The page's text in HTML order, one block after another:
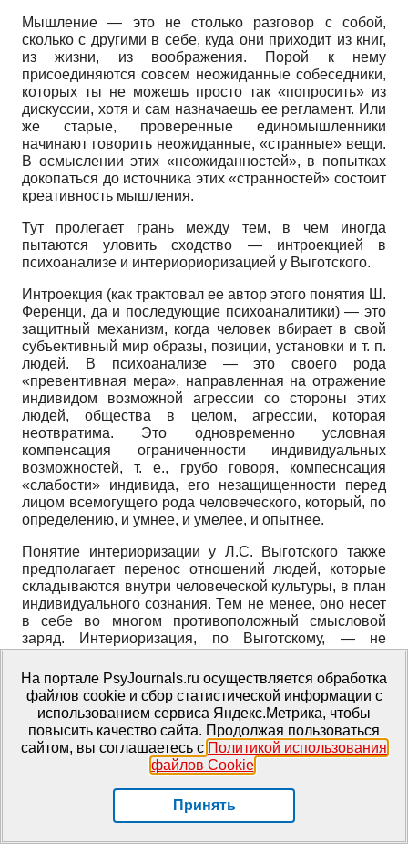
Мышление— это не столько разговор с собой,
сколько с другими в себе, куда они приходит из книг,
из жизни, из воображения. Порой к нему
присоединяются совсем неожиданные собеседники,
которых ты не можешь просто так «попросить» из
дискуссии, хотя и сам назначаешь ее регламент. Или
же старые, проверенные единомышленники
начинают говорить неожиданные, «странные» вещи.
В осмыслении этих «неожиданностей», в попытках
докопаться до источника этих «странностей» состоит
креативность мышления.
Тут пролегает грань между тем, в чем иногда
пытаются уловить сходство — интроекцией в
психоанализе и интериориоризацией у Выготского.
Интроекция (как трактовал ее автор этого понятия Ш.
Ференци, да и последующие психоаналитики)—это
защитный механизм, когда человек вбирает в свой
субъективный мир образы, позиции, установки и т. п.
людей. В психоанализе —это своего рода
«превентивная мера», направленная на отражение
индивидом возможной агрессии со стороны этих
людей, общества в целом, агрессии, которая
неотвратима. Это одновременно условная
компенсация ограниченности индивидуальных
возможностей, т. е., грубо говоря, компеснсация
«слабости» индивида, его незащищенности перед
лицом всемогущего рода человеческого, который, по
определению, и умнее, и умелее, и опытнее.
Понятие интериоризации у Л.С. Выготского также
предполагает перенос отношений людей, которые
складываются внутри человеческой культуры, в план
индивидуального сознания. Тем не менее, оно несет
в себе во многом противоположный смысловой
заряд. Интериоризация, по Выготскому, — не
компенсация «слабости», а обретение «силы»,
автономии. Ведь итог процесса интериоризации—
это самостоятельное выполнение индивидом
действия, которое до этого осуществлялось, как
минимум, двумя людьми. Один здесь не фиктивно, а
реально «равен» двум, трем, четырем, группе,
человечеству.
В.С. Библер[Библер, 1991],разбирая бахтинские
сюжеты (Библер, кстати, не только философски
обоснованно настаивал на родстве мысли
На портале PsyJournals.ru осуществляется обработка
файлов cookie и сбор статистической информации с
использованием сервиса Яндекс.Метрика, чтобы
повысить качество сайта. Продолжая пользоваться
сайтом, вы соглашаетесь с Политикой использования
файлов Cookie.
Принять